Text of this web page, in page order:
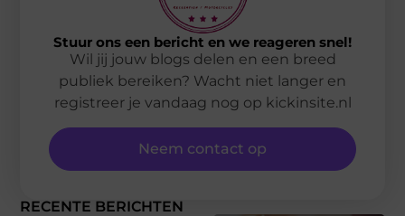
RECENTE BERICHTEN
Stuur ons een bericht en we reageren snel!
Wil jij jouw blogs delen en een breed
publiek bereiken? Wacht niet langer en
registreer je vandaag nog op kickinsite.nl
Neem contact op